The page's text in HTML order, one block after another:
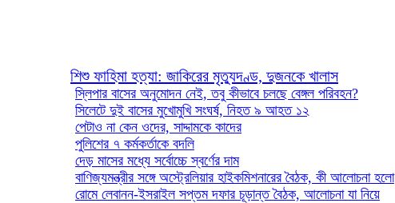
শিশু ফাহিমা হত্যা: জাকিরের মৃত্যুদণ্ড, দুজনকে খালাস
স্লিপার বাসের অনুমোদন নেই, তবু কীভাবে চলছে বেঙ্গল পরিবহন?
সিলেটে দুই বাসের মুখোমুখি সংঘর্ষ, নিহত ৯ আহত ১২
পেটাও না কেন ওদের, সাদ্দামকে কাদের
পুলিশের ৭ কর্মকর্তাকে বদলি
দেড় মাসের মধ্যে সর্বোচ্চে স্বর্ণের দাম
বাণিজ্যমন্ত্রীর সঙ্গে অস্ট্রেলিয়ার হাইকমিশনারের বৈঠক, কী আলোচনা হলো
রোমে লেবানন-ইসরাইল সপ্তম দফার চূড়ান্ত বৈঠক, আলোচনা যা নিয়ে